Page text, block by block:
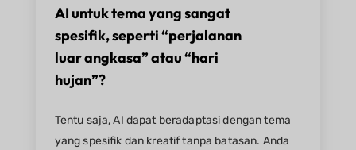
AI untuk tema yang sangat
spesifik, seperti “perjalanan
luar angkasa” atau “hari
hujan”?
Tentu saja, AI dapat beradaptasi dengan tema
yang spesifik dan kreatif tanpa batasan. Anda